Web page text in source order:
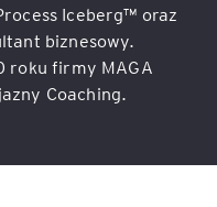
Iceberg™ oraz
biznesowy.
roku firmy MAGA
Coaching.